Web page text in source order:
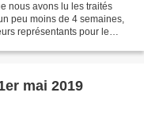
nous avons lu les traités
peu moins de 4 semaines,
représentants pour le
mai 2019